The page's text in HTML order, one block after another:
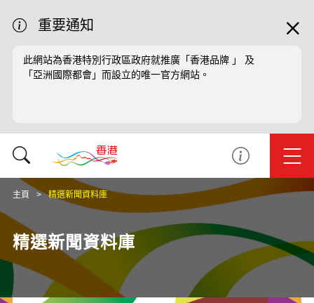
重要通知
此網站為香港特別行政區政府就推廣「香港品牌 」 及
「亞洲國際都會」而設立的唯一官方網站。
主頁 精選新聞資料庫
精選新聞資料庫